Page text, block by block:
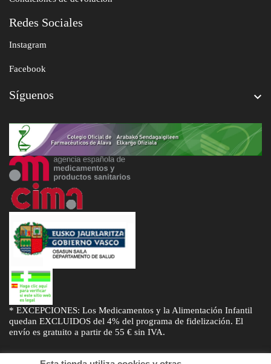
Redes Sociales
Instagram
Facebook
Síguenos 
* EXCEPCIONES: Los Medicamentos y la Alimentación Infantil
quedan EXCLUIDOS del 4% del programa de fidelización. El
envío es gratuito a partir de 55 € sin IVA.